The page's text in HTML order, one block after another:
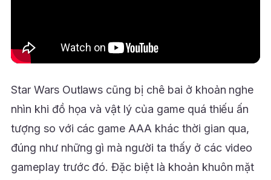
Star Wars Outlaws cũng bị chê bai ở khoản nghe
nhìn khi đồ họa và vật lý của game quá thiếu ấn
tượng so với các game AAA khác thời gian qua,
đúng như những gì mà người ta thấy ở các video
gameplay trước đó. Đặc biệt là khoản khuôn mặt